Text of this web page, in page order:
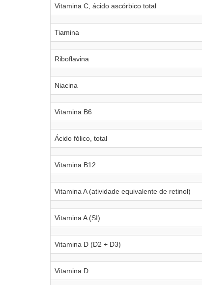
Vitamina C, ácido ascórbico total
Tiamina
Riboflavina
Niacina
Vitamina B6
Ácido fólico, total
Vitamina B12
Vitamina A (atividade equivalente de retinol)
Vitamina A (SI)
Vitamina D (D2 + D3)
Vitamina D